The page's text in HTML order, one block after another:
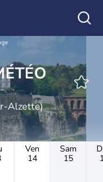
Alzette)
Ven
14
Sam
15